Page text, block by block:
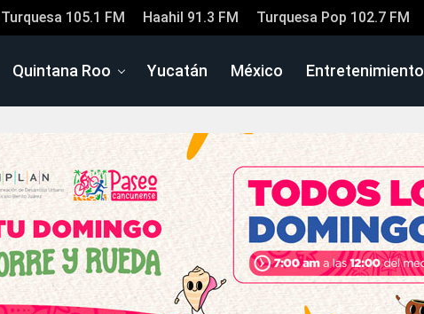
105.1 FM Haahil 91.3 FM Turquesa Pop 102.7 FM
Quintana Roo Yucatán México Entretenimiento